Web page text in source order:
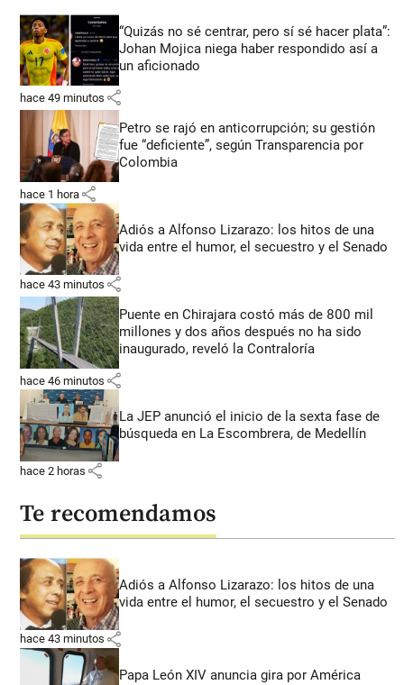
“Quizás no sé centrar, pero sí sé hacer plata”:
Johan Mojica niega haber respondido así a
un aficionado
hace 49 minutos share
Petro se rajó en anticorrupción; su gestión
fue “deficiente”, según Transparencia por
Colombia
hace 1 hora share
Adiós a Alfonso Lizarazo: los hitos de una
vida entre el humor, el secuestro y el Senado
hace 43 minutos share
Puente en Chirajara costó más de 800 mil
millones y dos años después no ha sido
inaugurado, reveló la Contraloría
hace 46 minutos share
La JEP anunció el inicio de la sexta fase de
búsqueda en La Escombrera, de Medellín
hace 2 horas share
Te recomendamos
Adiós a Alfonso Lizarazo: los hitos de una
vida entre el humor, el secuestro y el Senado
hace 43 minutos share
Papa León XIV anuncia gira por América